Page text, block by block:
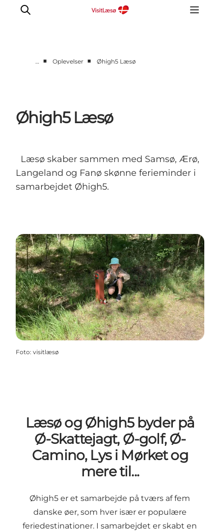
Oplevelser
Overnatning
Praktisk info
Åbningstider
… ■ Oplevelser ■ Øhigh5 Læsø
Øhigh5 Læsø
Læsø skaber sammen med Samsø, Ærø,
Langeland og Fanø skønne ferieminder i
samarbejdet Øhigh5.
Foto: visitlæsø
Læsø og Øhigh5 byder på
Ø-Skattejagt, Ø-golf, Ø-
Camino, Lys i Mørket og
mere til...
Øhigh5 er et samarbejde på tværs af fem
danske øer, som hver især er populære
feriedestinationer. I samarbejdet er skabt en